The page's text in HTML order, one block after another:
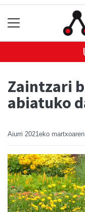
Zaintzari
abiatuko
Aiurri 2021eko